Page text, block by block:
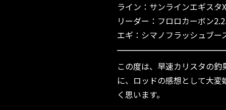
ライン：サンラインエギスタ
リーダー：フロロカーボン
エギ：シマノフラッシュブ
この度は、早速カリスタの
に、ロッドの感想として大
く思います。